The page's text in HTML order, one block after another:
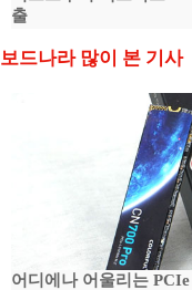
출
보드나라 많이 본 기사
어디에나 어울리는